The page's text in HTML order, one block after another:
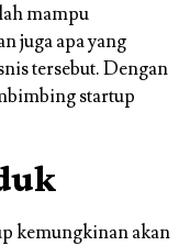
mampu
juga apa yang
tersebut. Dengan
startup
kemungkinan akan